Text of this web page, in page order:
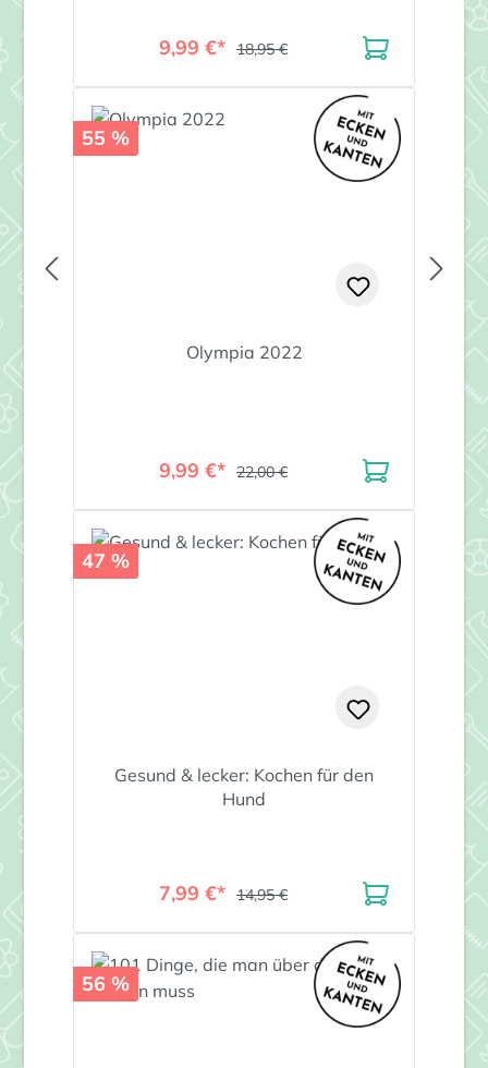
9,99 €* 18,95 €
55 %
Olympia 2022
9,99 €* 22,00 €
47 %
Gesund & lecker: Kochen für den
Hund
7,99 €* 14,95 €
56 %